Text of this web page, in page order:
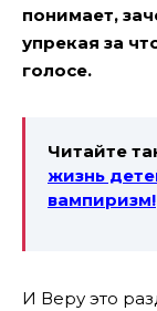
понимает,
упрекая за
голосе.
Читайте
жизнь
вампиризм!
И Веру это